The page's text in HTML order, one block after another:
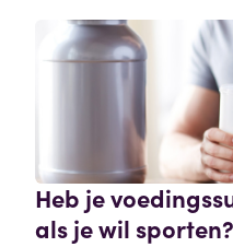
Heb je
als je wil sporten?